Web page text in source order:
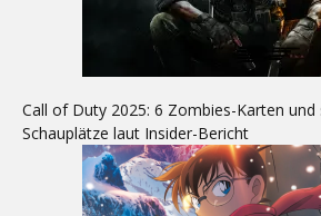
Call of Duty 2025: 6 Zombies-Karten und
Schauplätze laut Insider-Bericht